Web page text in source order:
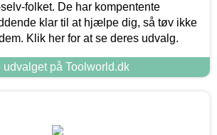
folket. De har kompentente
klar til at hjælpe dig, så tøv ikke
Klik her for at se deres udvalg.
udvalget på Toolworld.dk